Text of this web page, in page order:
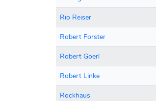
Rio Reiser
Robert Forster
Robert Goerl
Robert Linke
Rockhaus